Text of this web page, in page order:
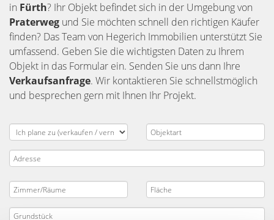
in Fürth? Ihr Objekt befindet sich in der Umgebung von
Praterweg und Sie möchten schnell den richtigen Käufer
finden? Das Team von Hegerich Immobilien unterstützt Sie
umfassend. Geben Sie die wichtigsten Daten zu Ihrem
Objekt in das Formular ein. Senden Sie uns dann Ihre
Verkaufsanfrage. Wir kontaktieren Sie schnellstmöglich
und besprechen gern mit Ihnen Ihr Projekt.